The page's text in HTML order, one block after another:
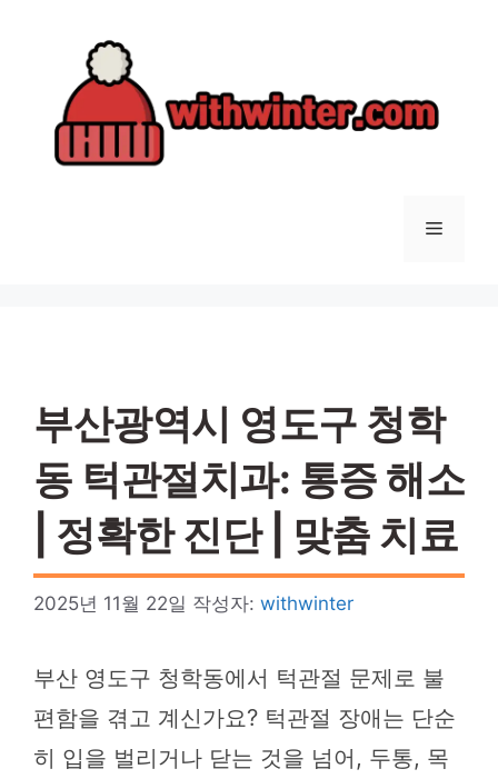
메
부산광역시 영도구 청학
동 턱관절치과: 통증 해소
| 정확한 진단 | 맞춤 치료
2025년 11월 22일 작성자: withwinter
부산 영도구 청학동에서 턱관절 문제로 불
편함을 겪고 계신가요? 턱관절 장애는 단순
히 입을 벌리거나 닫는 것을 넘어, 두통, 목